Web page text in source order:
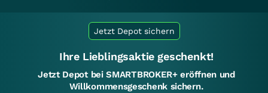
Jetzt Depot sichern
Ihre Lieblingsaktie geschenkt!
Jetzt Depot bei SMARTBROKER+ eröffnen und
Willkommensgeschenk sichern.